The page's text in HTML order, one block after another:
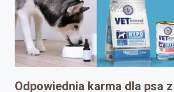
Odpowiednia karma dla psa